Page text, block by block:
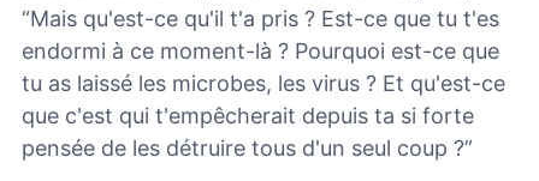
“Mais qu'est-ce qu'il t'a pris ? Est-ce que tu t'es
endormi à ce moment-là ? Pourquoi est-ce que
tu as laissé les microbes, les virus ? Et qu'est-ce
que c'est qui t'empêcherait depuis ta si forte
pensée de les détruire tous d'un seul coup ?”